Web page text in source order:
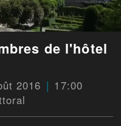
de l'hôtel
2016
17:00